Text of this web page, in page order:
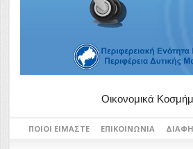
Οικονομικά
ΠΟΙΟΙ ΕΊΜΑΣΤΕ ΕΠΙΚΟΙΝΩΝΊΑ